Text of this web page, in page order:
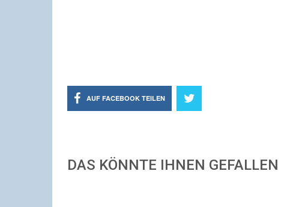
AUF FACEBOOK TEILEN
DAS KÖNNTE IHNEN GEFALLEN